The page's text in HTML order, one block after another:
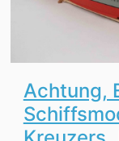
Achtung,